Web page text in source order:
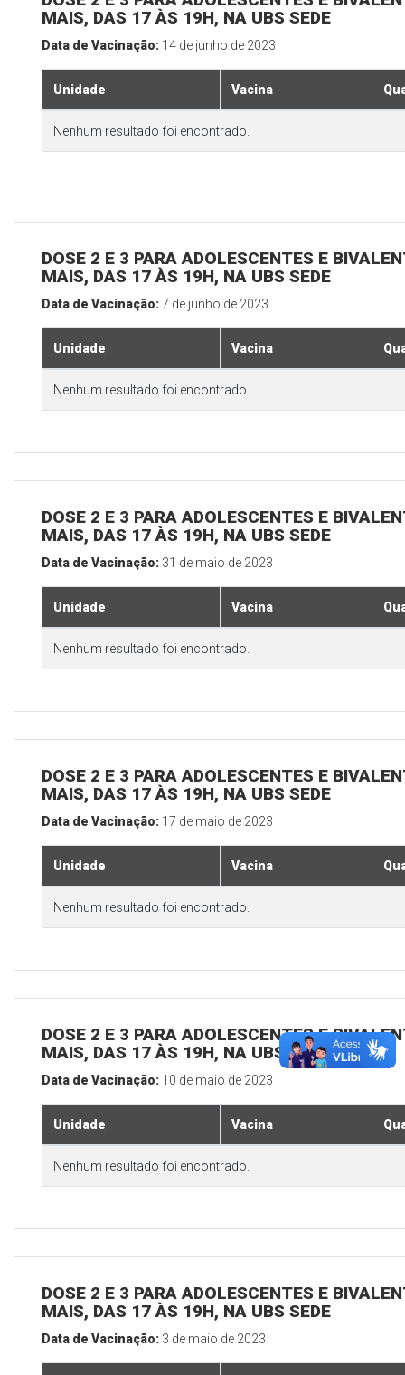
MAIS, DAS 17 ÀS 19H, NA UBS SEDE
Data de Vacinação: 14 de junho de 2023
Unidade Vacina
Nenhum resultado foi encontrado.
DOSE 2 E 3 PARA ADOLESCENTES E
MAIS, DAS 17 ÀS 19H, NA UBS SEDE
Data de Vacinação:7 de junho de 2023
Unidade Vacina
Nenhum resultado foi encontrado.
DOSE 2 E 3 PARA ADOLESCENTES E
MAIS, DAS 17 ÀS 19H, NA UBS SEDE
Data de Vacinação: 31 de maio de 2023
Unidade Vacina
Nenhum resultado foi encontrado.
DOSE 2 E 3 PARA ADOLESCENTES E
MAIS, DAS 17 ÀS 19H, NA UBS SEDE
Data de Vacinação: 17 de maio de 2023
Unidade Vacina
Nenhum resultado foi encontrado.
DOSE 2 E 3 PARA ADOLESCENTES E
MAIS, DAS 17 ÀS 19H, NA UBS SEDE
Data de Vacinação: 10 de maio de 2023
Unidade Vacina
Nenhum resultado foi encontrado.
DOSE 2 E 3 PARA ADOLESCENTES E
MAIS, DAS 17 ÀS 19H, NA UBS SEDE
Data de Vacinação: 3 de maio de 2023